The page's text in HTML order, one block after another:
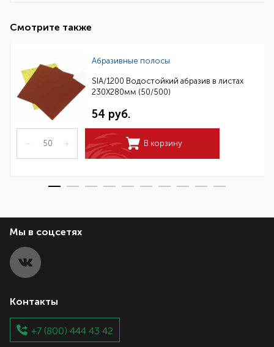
Смотрите также
Абразивные полосы
SIA/1200 Водостойкий абразив в листах
230Х280мм (50/500)
54 руб.
– + В корзину
Мы в соцсетях
Контакты
+7 (800) 444 43 42